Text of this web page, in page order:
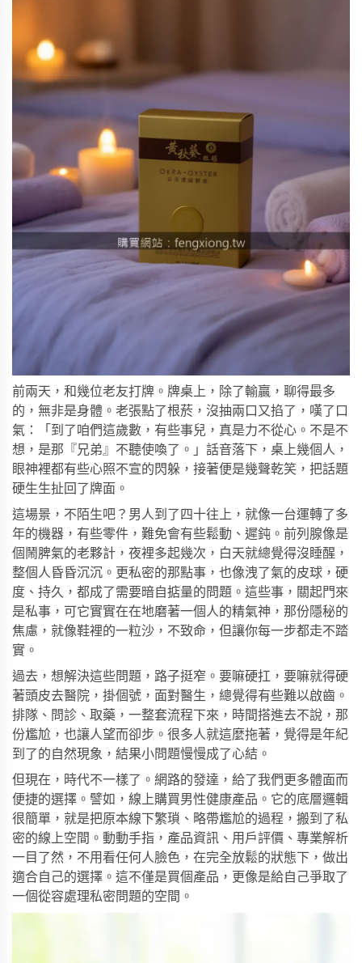
前兩天，和幾位老友打牌。牌桌上，除了輸贏，聊得最多
的，無非是身體。老張點了根菸，沒抽兩口又掐了，嘆了口
氣：「到了咱們這歲數，有些事兒，真是力不從心。不是不
想，是那『兄弟』不聽使喚了。」話音落下，桌上幾個人，
眼神裡都有些心照不宣的閃躲，接著便是幾聲乾笑，把話題
硬生生扯回了牌面。
這場景，不陌生吧？男人到了四十往上，就像一台運轉了多
年的機器，有些零件，難免會有些鬆動、遲鈍。前列腺像是
個鬧脾氣的老夥計，夜裡多起幾次，白天就總覺得沒睡醒，
整個人昏昏沉沉。更私密的那點事，也像洩了氣的皮球，硬
度、持久，都成了需要暗自掂量的問題。這些事，關起門來
是私事，可它實實在在地磨著一個人的精氣神，那份隱秘的
焦慮，就像鞋裡的一粒沙，不致命，但讓你每一步都走不踏
實。
過去，想解決這些問題，路子挺窄。要嘛硬扛，要嘛就得硬
著頭皮去醫院，掛個號，面對醫生，總覺得有些難以啟齒。
排隊、問診、取藥，一整套流程下來，時間搭進去不說，那
份尷尬，也讓人望而卻步。很多人就這麼拖著，覺得是年紀
到了的自然現象，結果小問題慢慢成了心結。
但現在，時代不一樣了。網路的發達，給了我們更多體面而
便捷的選擇。譬如，線上購買男性健康產品。它的底層邏輯
很簡單，就是把原本線下繁瑣、略帶尷尬的過程，搬到了私
密的線上空間。動動手指，產品資訊、用戶評價、專業解析
一目了然，不用看任何人臉色，在完全放鬆的狀態下，做出
適合自己的選擇。這不僅是買個產品，更像是給自己爭取了
一個從容處理私密問題的空間。